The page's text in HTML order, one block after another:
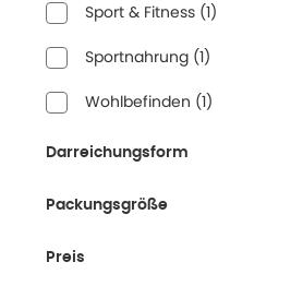
Sport & Fitness (1)
Sportnahrung (1)
Wohlbefinden (1)
Darreichungsform
Packungsgröße
Preis